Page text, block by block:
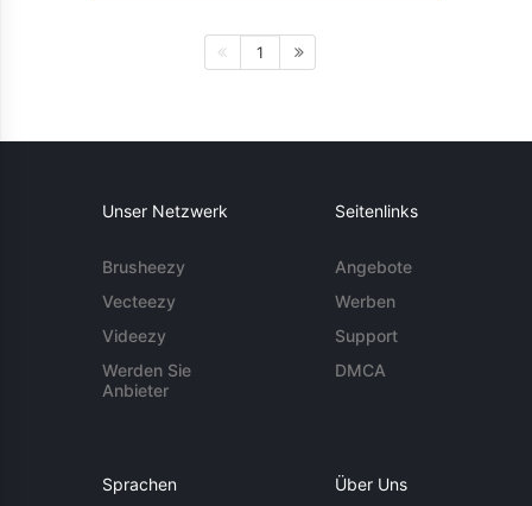
1
Unser Netzwerk
Brusheezy
Vecteezy
Videezy
Werden Sie
Anbieter
Seitenlinks
Angebote
Werben
Support
DMCA
Sprachen Über Uns